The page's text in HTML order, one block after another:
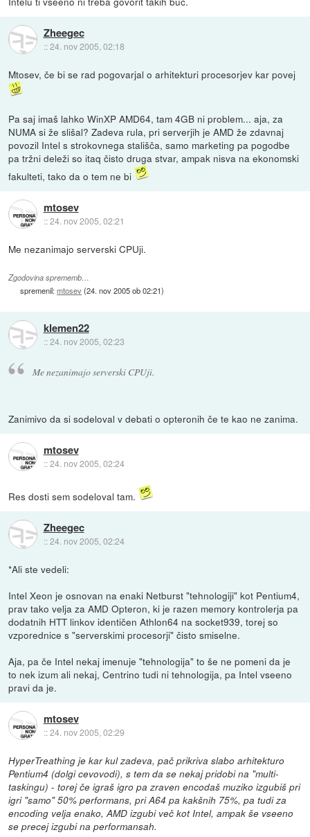
Zheegec
::24. nov 2005, 02:18
Mtosev, če bi se rad pogovarjal o arhitekturi procesorjev kar povej
Pa saj imaš lahko WinXP AMD64, tam 4GB ni problem... aja, za
NUMA si že slišal? Zadeva rula, pri serverjih je AMD že zdavnaj
povozil Intel s strokovnega stališča, samo marketing pa pogodbe
pa tržni deleži so itaq čisto druga stvar, ampak nisva na ekonomski
fakulteti, tako da o tem ne bi
mtosev
::24. nov 2005, 02:21
Me nezanimajo serverski CPUji.
Zgodovina sprememb…
spremenil:mtosev(24. nov 2005 ob 02:21)
klemen22
::24. nov 2005, 02:23
Me nezanimajo serverski CPUji.
Zanimivo da si sodeloval v debati o opteronih če te kao ne zanima.
mtosev
::24. nov 2005, 02:24
Res dosti sem sodeloval tam.
Zheegec
::24. nov 2005, 02:24
*Ali ste vedeli:
Intel Xeon je osnovan na enaki Netburst "tehnologiji" kot Pentium4,
prav tako velja za AMD Opteron, ki je razen memory kontrolerja pa
dodatnih HTT linkov identičen Athlon64 na socket939, torej so
vzporednice s "serverskimi procesorji" čisto smiselne.
Aja, pa če Intel nekaj imenuje "tehnologija" to še ne pomeni da je
to nek izum ali nekaj, Centrino tudi ni tehnologija, pa Intel vseeno
pravi da je.
mtosev
::24. nov 2005, 02:29
HyperTreathing je kar kul zadeva, pač prikriva slabo arhitekturo
Pentium4 (dolgi cevovodi), s tem da se nekaj pridobi na "multi-
taskingu) - torej če igraš igro pa zraven encodaš muziko izgubiš pri
igri "samo" 50% performans, pri A64 pa kakšnih 75%, pa tudi za
encoding velja enako, AMD izgubi več kot Intel, ampak še vseeno
se precej izgubi na performansah.